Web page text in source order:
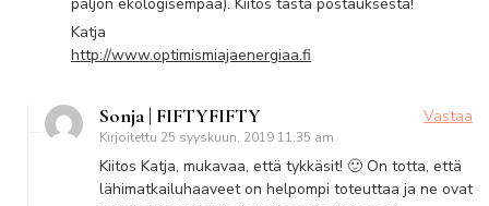
Katja
http://www.optimismiajaenergiaa.fi
Sonja | FIFTYFIFTY
Kirjoitettu 25 syyskuun, 2019 11:35 am
Vastaa
Kiitos Katja, mukavaa, että tykkäsit! 🙂 On totta, että
lähimatkailuhaaveet on helpompi toteuttaa ja ne ovat